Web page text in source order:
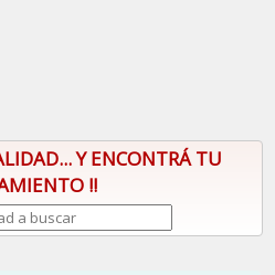
Y ENCONTRÁ TU
!!